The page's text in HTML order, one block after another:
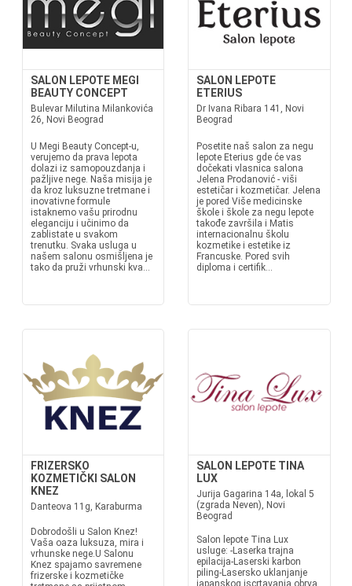
SALON LEPOTE MEGI
BEAUTY CONCEPT
Bulevar Milutina Milankovića
26, Novi Beograd
U Megi Beauty Concept-u,
verujemo da prava lepota
dolazi iz samopouzdanja i
pažljive nege. Naša misija je
da kroz luksuzne tretmane i
inovativne formule
istaknemo vašu prirodnu
eleganciju i učinimo da
zablistate u svakom
trenutku. Svaka usluga u
našem salonu osmišljena je
tako da pruži vrhunski kva...
SALON LEPOTE
ETERIUS
Dr Ivana Ribara 141, Novi
Beograd
Posetite naš salon za negu
lepote Eterius gde će vas
dočekati vlasnica salona
Jelena Prodanović - viši
estetičar i kozmetičar. Jelena
je pored Više medicinske
škole i škole za negu lepote
takođe završila i Matis
internacionalnu školu
kozmetike i estetike iz
Francuske. Pored svih
diploma i certifik...
FRIZERSKO
KOZMETIČKI SALON
KNEZ
Danteova 11g, Karaburma
Dobrodošli u Salon Knez!
Vaša oaza luksuza, mira i
vrhunske nege.U Salonu
Knez spajamo savremene
frizerske i kozmetičke
SALON LEPOTE TINA
LUX
Jurija Gagarina 14a, lokal 5
(zgrada Neven), Novi
Beograd
Salon lepote Tina Lux
usluge: -Laserka trajna
epilacija-Laserski karbon
piling-Lasersko uklanjanje
japanskog iscrtavanja obrva